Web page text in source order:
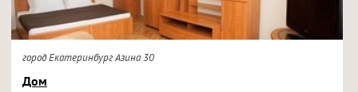
город Екатеринбург Азина 30
Дом